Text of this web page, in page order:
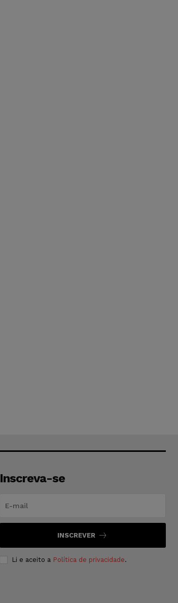
Inscreva-se
INSCREVER
Li e aceito a Política de privacidade.